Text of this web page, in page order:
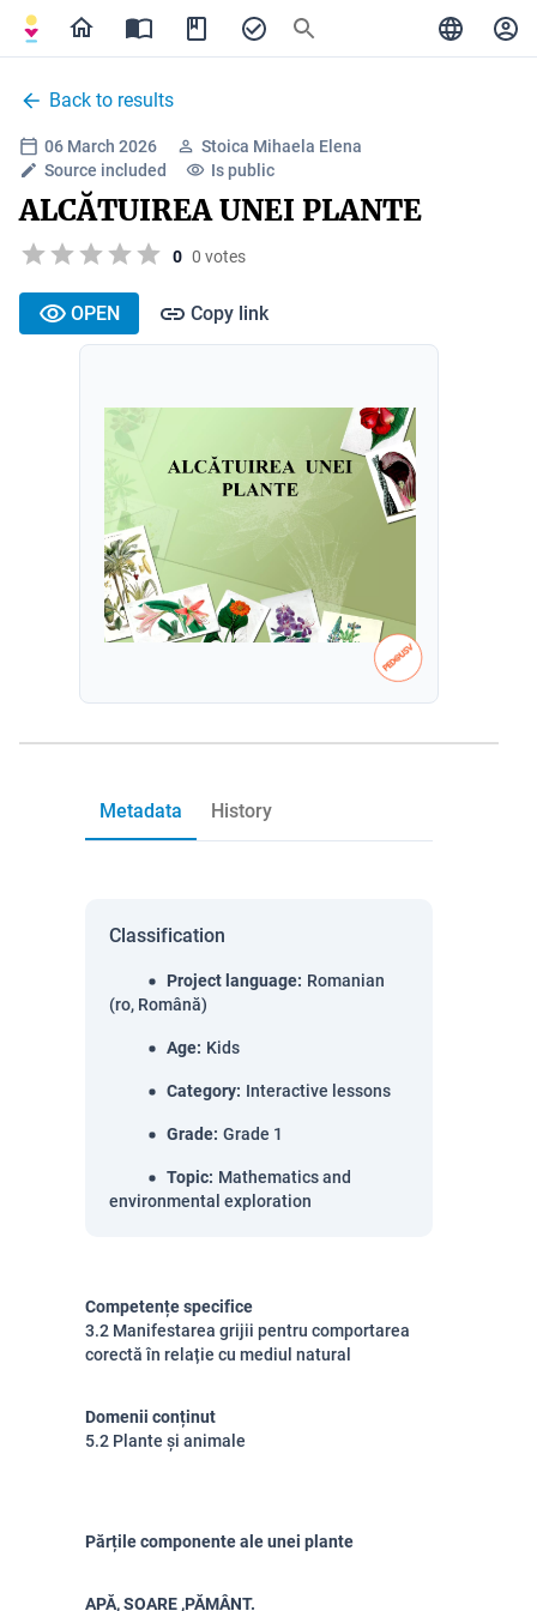
Back to results
06 March 2026
Stoica Mihaela Elena
Source included
Is public
ALCĂTUIREA UNEI PLANTE
0 0 votes
OPEN Copy link
Metadata History
Classification
Project language: Romanian
(ro, Română)
Age: Kids
Category: Interactive lessons
Grade: Grade 1
Topic: Mathematics and
environmental exploration
Competențe specifice
3.2 Manifestarea grijii pentru comportarea
corectă în relație cu mediul natural
Domenii conținut
5.2 Plante și animale
Părțile componente ale unei plante
APĂ, SOARE ,PĂMÂNT.